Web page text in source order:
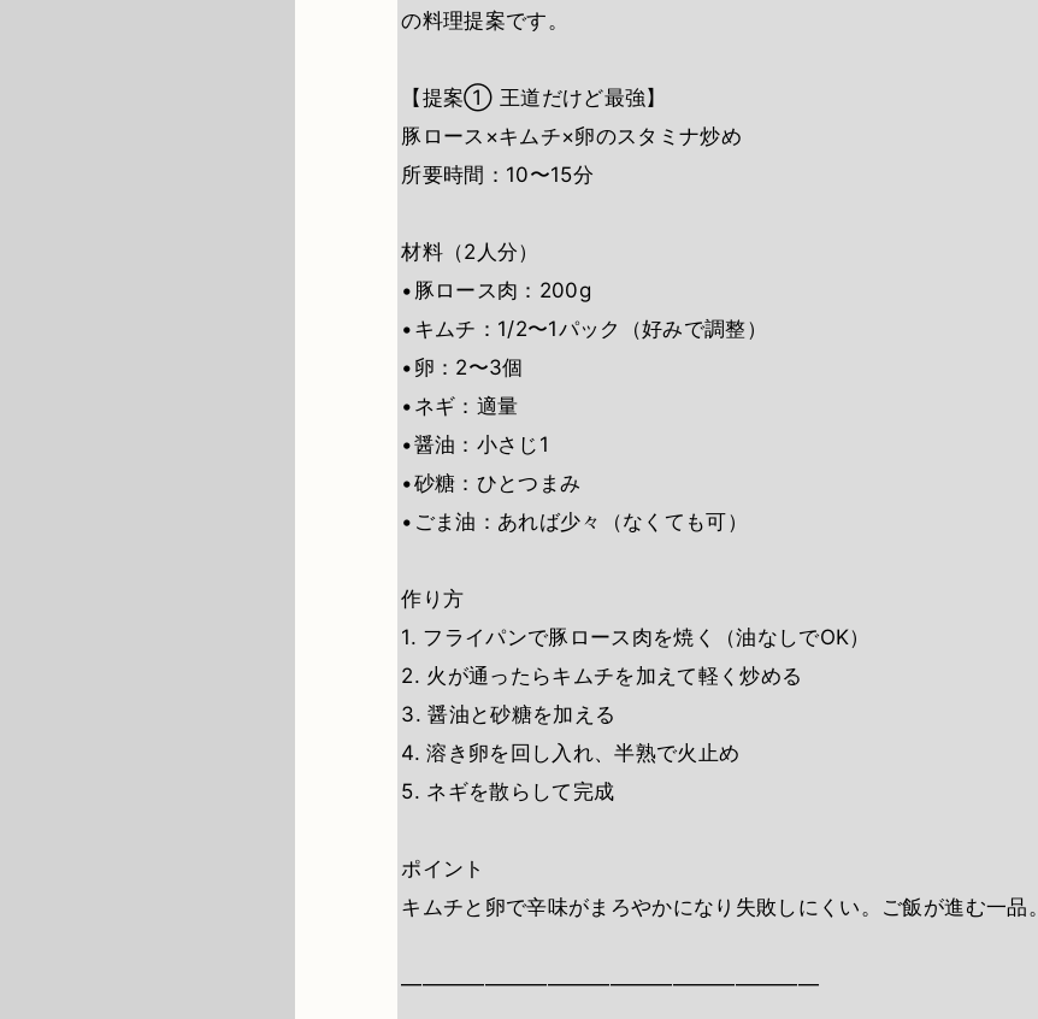
の料理提案です。
【提案① 王道だけど最強】
豚ロース×キムチ×卵のスタミナ炒め
所要時間：10〜15分
材料（2人分）
•豚ロース肉：200g
•キムチ：1/2〜1パック（好みで調整）
•卵：2〜3個
•ネギ：適量
•醤油：小さじ1
•砂糖：ひとつまみ
•ごま油：あれば少々（なくても可）
作り方
1. フライパンで豚ロース肉を焼く（油なしでOK）
2. 火が通ったらキムチを加えて軽く炒める
3. 醤油と砂糖を加える
4. 溶き卵を回し入れ、半熟で火止め
5. ネギを散らして完成
ポイント
キムチと卵で辛味がまろやかになり失敗しにくい。ご飯が進む一品。
――――――――――――――――――――